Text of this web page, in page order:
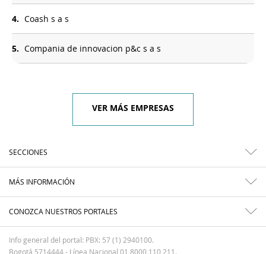
4. Coash s a s
5. Compania de innovacion p&c s a s
VER MÁS EMPRESAS
SECCIONES
MÁS INFORMACIÓN
CONOZCA NUESTROS PORTALES
Info general del portal: PBX: 57 (1) 2940100.
Bogotá 5714444 - Línea Nacional 01 8000 110 211.